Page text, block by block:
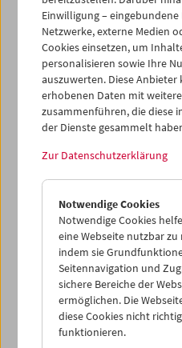
iCalender
Programmheft-PDF
English language or
< Vorherige Woche
Mo
Di
Mi
Do
Einwilligung –
Netzwerke, externe Medien
Cookies einsetzen, um
personalisieren sowie Ihre
auszuwerten. Diese
erhobenen Daten mit
zusammenführen, die diese
der Dienste gesammelt
Zur Datenschutzerklärung
Notwendige Cookies
Notwendige Cookies
eine Webseite nutzbar zu
indem sie
Seitennavigation und
sichere Bereiche der
ermöglichen. Die
diese Cookies nicht richtig
funktionieren.